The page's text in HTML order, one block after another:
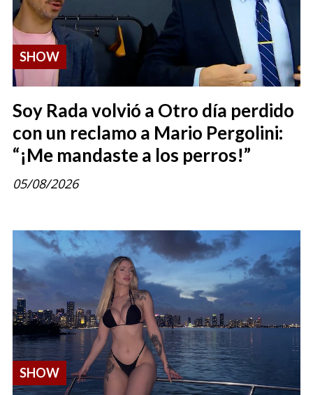
Soy Rada volvió a Otro día perdido
con un reclamo a Mario Pergolini:
“¡Me mandaste a los perros!”
SHOW
05/08/2026
SHOW